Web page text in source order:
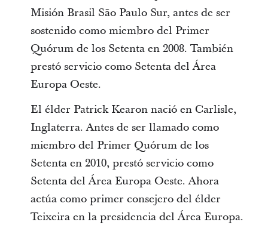
Misión Brasil São Paulo Sur, antes de ser
sostenido como miembro del Primer
Quórum de los Setenta en 2008. También
prestó servicio como Setenta del Área
Europa Oeste.
El élder Patrick Kearon nació en Carlisle,
Inglaterra. Antes de ser llamado como
miembro del Primer Quórum de los
Setenta en 2010, prestó servicio como
Setenta del Área Europa Oeste. Ahora
actúa como primer consejero del élder
Teixeira en la presidencia del Área Europa.